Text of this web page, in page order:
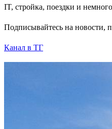
IT, стройка, поездки и
Подписывайтесь на новости,
Канал в ТГ